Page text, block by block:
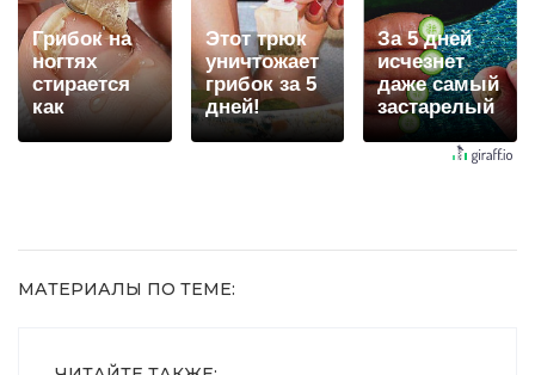
Грибок на
ногтях
стирается
как
ластиком!
Этот трюк
уничтожает
грибок за 5
дней!
За 5 дней
исчезнет
даже самый
застарелый
грибок: вот
хитрость
МАТЕРИАЛЫ ПО ТЕМЕ: